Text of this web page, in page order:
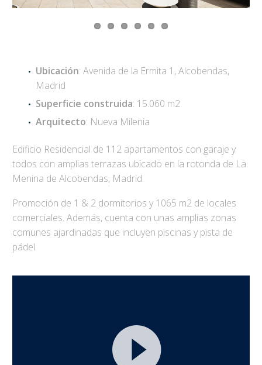
Ubicación: Avenida de la Ermita 1, Alcobendas,
Madrid
Superficie construida: 15.060 m2
Arquitecto: Nueva Milenia
Edificio Residencial de 112 apartamentos con garaje y
todos con amplias terrazas ubicado en la rotonda de La
Menina de Alcobendas, Madrid.
Promoción de 1 & 2 dormitorios y 1065 m2 de locales
comerciales. Además, cuenta con unas amplias zonas
comunes ajardinadas que incluyen piscinas y pista de
pádel.